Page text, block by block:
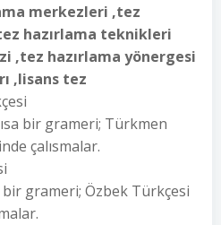
merkezleri ,tez
hazırlama teknikleri
,tez hazırlama yönergesi
,lisans tez
bir grameri; Türkmen
çalısmalar.
grameri; Özbek Türkçesi